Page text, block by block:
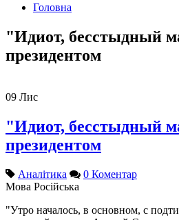
Головна
"Идиот, бесстыдный
президентом
09 Лис
"Идиот, бесстыдный
президентом
Аналітика
0 Коментар
Мова Російська
"Утро началось, в основном, с